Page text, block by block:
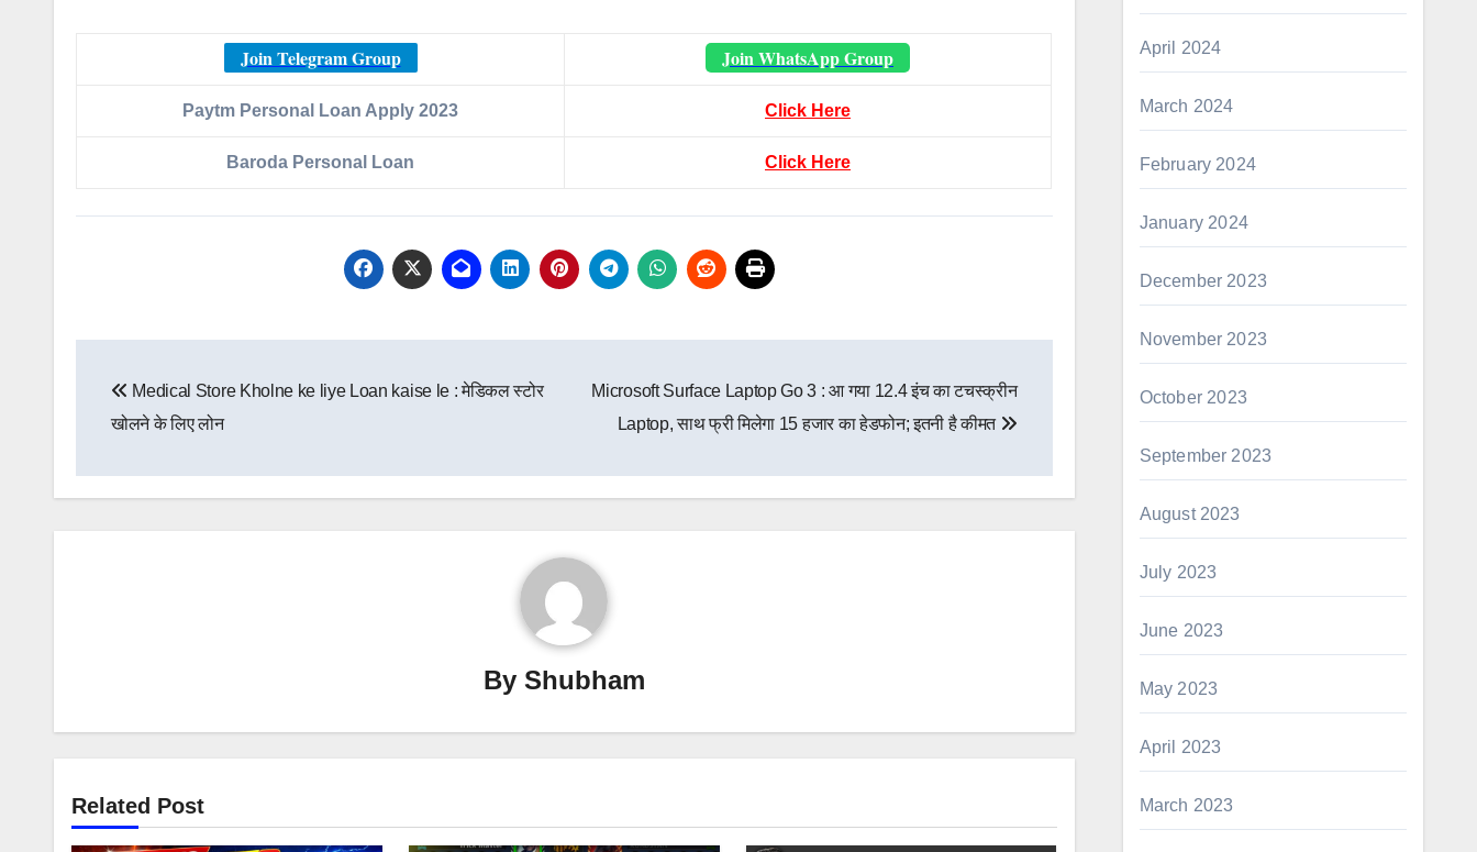
Join Telegram Group Join WhatsApp Group
Paytm Personal Loan Apply 2023 Click Here
Baroda Personal Loan Click Here
navigation
Medical Store Kholne ke liye Loan kaise le : मेडिकल स्टोर
खोलने के लिए लोन
Microsoft Surface Laptop Go 3 : आ गया 12.4 इंच का टचस्क्रीन
Laptop, साथ फ्री मिलेगा 15 हजार का हेडफोन; इतनी है कीमत
By Shubham
Related Post
April 2024
March 2024
February 2024
January 2024
December 2023
November 2023
October 2023
September 2023
August 2023
July 2023
June 2023
May 2023
April 2023
March 2023